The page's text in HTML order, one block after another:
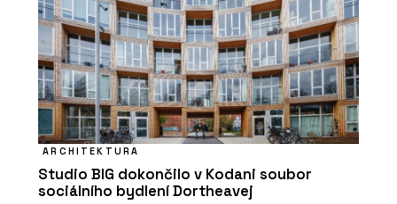
ČLÁNKY
ARCHITEKTURA
Studio BIG dokončilo v Kodani soubor
sociálního bydlení Dortheavej